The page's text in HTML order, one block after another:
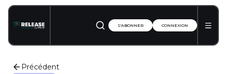
S'ABONNER CONNEXION
Précédent